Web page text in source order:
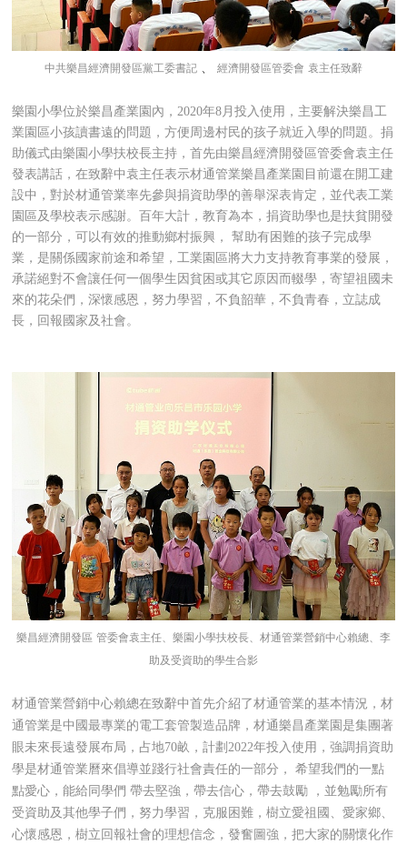
中共樂昌經濟開發區黨工委書記 、 經濟開發區管委會 袁主任致辭
樂園小學位於樂昌產業園內，2020年8月投入使用，主要解決樂昌工
業園區小孩讀書遠的問題，方便周邊村民的孩子就近入學的問題。捐
助儀式由樂園小學扶校長主持，首先由樂昌經濟開發區管委會袁主任
發表講話，在致辭中袁主任表示材通管業樂昌產業園目前還在開工建
設中，對於材通管業率先參與捐資助學的善舉深表肯定，並代表工業
園區及學校表示感謝。百年大計，教育為本，捐資助學也是扶貧開發
的一部分，可以有效的推動鄉村振興，幫助有困難的孩子完成學
業，是關係國家前途和希望，工業園區將大力支持教育事業的發展，
承諾絕對不會讓任何一個學生因貧困或其它原因而輟學，寄望祖國未
來的花朵們，深懷感恩，努力學習，不負韶華，不負青春，立誌成
長，回報國家及社會。
樂昌經濟開發區 管委會袁主任、樂園小學扶校長、材通管業營銷中心賴總、李
助及受資助的學生合影
材通管業營銷中心賴總在致辭中首先介紹了材通管業的基本情況，材
通管業是中國最專業的電工套管製造品牌，材通樂昌產業園是集團著
眼未來長遠發展布局，占地70畝，計劃2022年投入使用，強調捐資助
學是材通管業曆來倡導並踐行社會責任的一部分，
希望我們的一點
點愛心，能給同學們 帶去堅強，帶去信心，帶去鼓勵 ， 並勉勵所有
受資助及其他學子們，努力學習，克服困難，樹立愛祖國、愛家鄉、
心懷感恩，樹立回報社會的理想信念，發奮圖強，把大家的關懷化作